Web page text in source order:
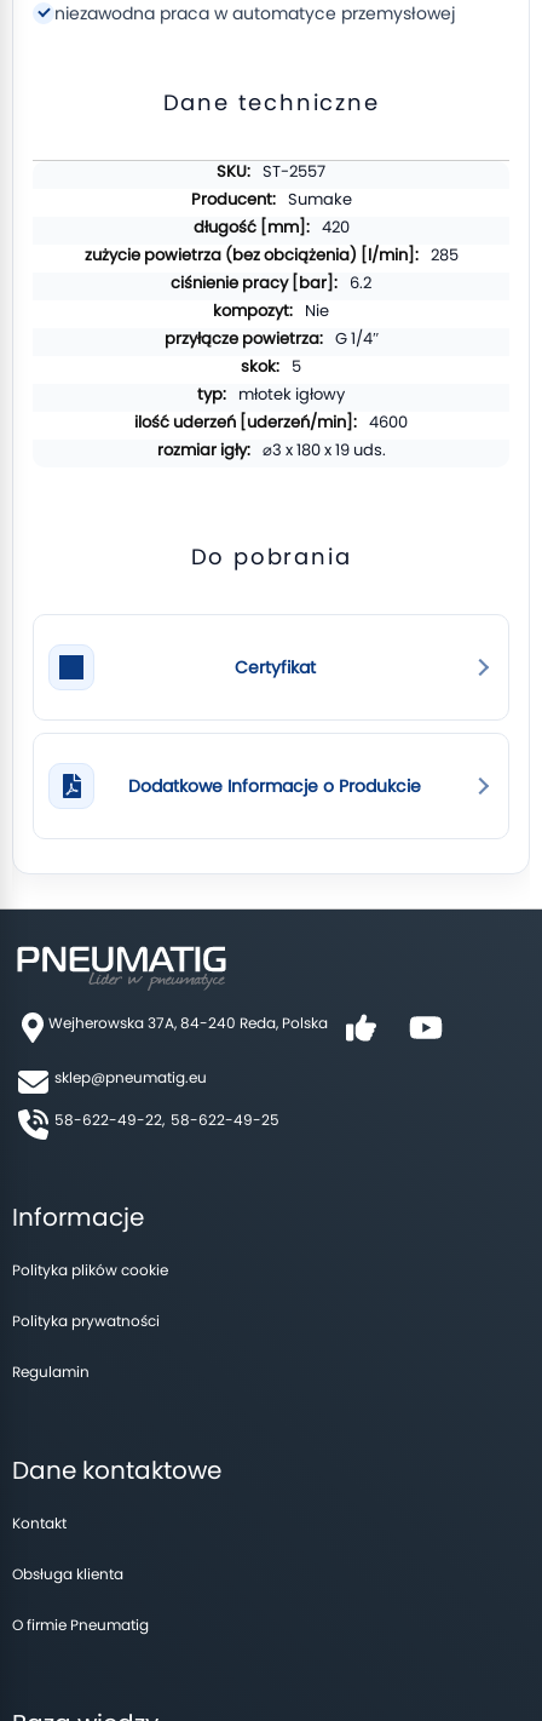
niezawodna praca w automatyce przemysłowej
Dane techniczne
ST-2557
Sumake
420
285
6.2
Nie
G 1/4″
5
młotek igłowy
4600
⌀3 x 180 x 19 uds.
Do pobrania
Certyfikat
Dodatkowe Informacje o Produkcie
Wejherowska 37A, 84-240 Reda, Polska
sklep@pneumatig.eu
58-622-49-22, 58-622-49-25
Informacje
Polityka plików cookie
Polityka prywatności
Regulamin
Dane kontaktowe
Kontakt
Obsługa klienta
O firmie Pneumatig